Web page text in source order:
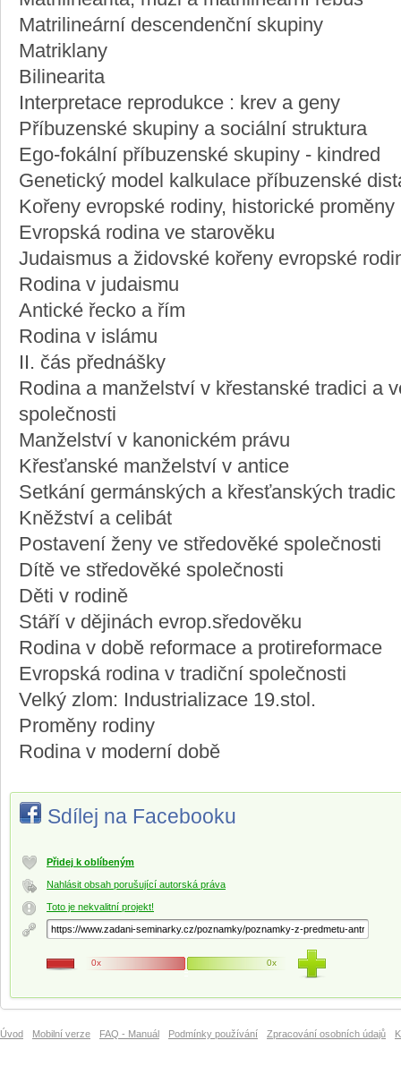
Matrilineární descendenční skupiny
Matriklany
Bilinearita
Interpretace reprodukce : krev a geny
Příbuzenské skupiny a sociální struktura
Ego-fokální příbuzenské skupiny - kindred
Genetický model kalkulace příbuzenské
Kořeny evropské rodiny, historické proměny
Evropská rodina ve starověku
Judaismus a židovské kořeny evropské
Rodina v judaismu
Antické řecko a řím
Rodina v islámu
II. čás přednášky
Rodina a manželství v křestanské tradici a
společnosti
Manželství v kanonickém právu
Křesťanské manželství v antice
Setkání germánských a křesťanských
Kněžství a celibát
Postavení ženy ve středověké společnosti
Dítě ve středověké společnosti
Děti v rodině
Stáří v dějinách evrop.sředověku
Rodina v době reformace a protireformace
Evropská rodina v tradiční společnosti
Velký zlom: Industrializace 19.stol.
Proměny rodiny
Rodina v moderní době
Sdílej na Facebooku
Přidej k oblíbeným
Nahlásit obsah porušující autorská práva
Toto je nekvalitní projekt!
0x 0x
Úvod Mobilní verze FAQ - Manuál Podmínky používání Zpracování osobních údajů